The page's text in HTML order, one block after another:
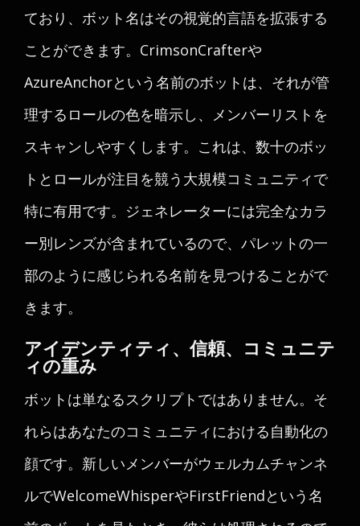
ており、ボット名はその視覚的言語を拡張する
ことができます。CrimsonCrafterや
AzureAnchorという名前のボットは、それが管
理するロールの色を暗示し、メンバーリストを
スキャンしやすくします。これは、数十のボッ
トとロールが注目を競う大規模コミュニティで
特に有用です。ジェネレーターには完全なカラ
ー別レンズが含まれているので、パレットの一
部のように感じられる名前を見つけることがで
きます。
アイデンティティ、信頼、コミュニテ
ィの重み
ボットは単なるスクリプトではありません。そ
れらはあなたのコミュニティにおける自動化の
顔です。新しいメンバーがウェルカムチャンネ
ルでWelcomeWhisperやFirstFriendという名